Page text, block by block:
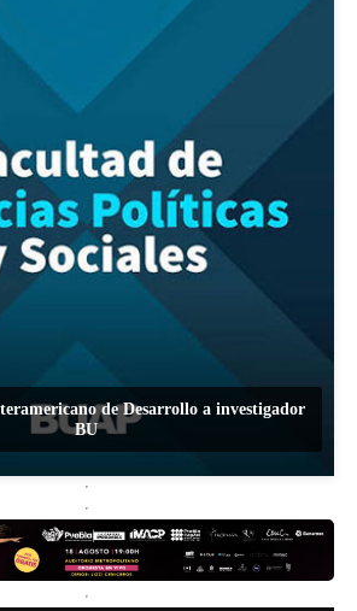
de Desarrollo a investigador
BU